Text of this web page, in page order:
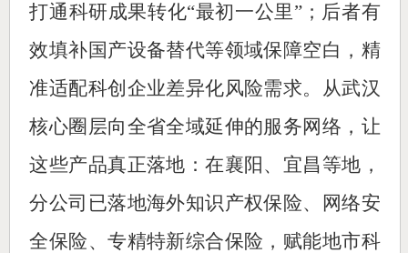
打通科研成果转化“最初一公里”；后者有
效填补国产设备替代等领域保障空白，精
准适配科创企业差异化风险需求。从武汉
核心圈层向全省全域延伸的服务网络，让
这些产品真正落地：在襄阳、宜昌等地，
分公司已落地海外知识产权保险、网络安
全保险、专精特新综合保险，赋能地市科